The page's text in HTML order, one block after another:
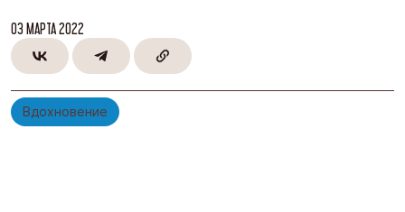
Вдохновение
03 МАРТА 2022